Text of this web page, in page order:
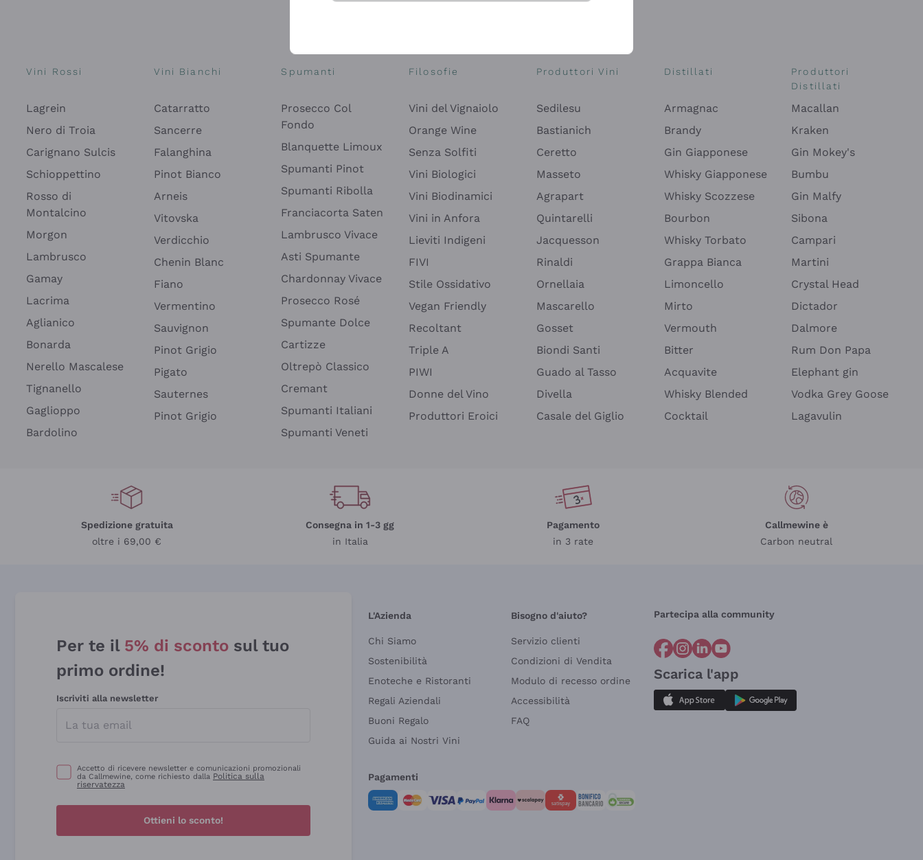
Vini Rossi
Lagrein
Nero di Troia
Carignano Sulcis
Schioppettino
Rosso di
Montalcino
Morgon
Lambrusco
Gamay
Lacrima
Aglianico
Bonarda
Nerello Mascalese
Tignanello
Gaglioppo
Bardolino
Vini Bianchi
Catarratto
Sancerre
Falanghina
Pinot Bianco
Arneis
Vitovska
Verdicchio
Chenin Blanc
Fiano
Vermentino
Sauvignon
Pinot Grigio
Pigato
Sauternes
Pinot Grigio
Spumanti
Prosecco Col
Fondo
Blanquette Limoux
Spumanti Pinot
Spumanti Ribolla
Franciacorta Saten
Lambrusco Vivace
Asti Spumante
Chardonnay Vivace
Prosecco Rosé
Spumante Dolce
Cartizze
Oltrepò Classico
Cremant
Spumanti Italiani
Spumanti Veneti
Filosofie
Vini del Vignaiolo
Orange Wine
Senza Solfiti
Vini Biologici
Vini Biodinamici
Vini in Anfora
Lieviti Indigeni
FIVI
Stile Ossidativo
Vegan Friendly
Recoltant
Triple A
PIWI
Donne del Vino
Produttori Eroici
Produttori Vini
Sedilesu
Bastianich
Ceretto
Masseto
Agrapart
Quintarelli
Jacquesson
Rinaldi
Ornellaia
Mascarello
Gosset
Biondi Santi
Guado al Tasso
Divella
Casale del Giglio
Distillati
Armagnac
Brandy
Gin Giapponese
Whisky Giapponese
Whisky Scozzese
Bourbon
Whisky Torbato
Grappa Bianca
Limoncello
Mirto
Vermouth
Bitter
Acquavite
Whisky Blended
Cocktail
Produttori
Distillati
Macallan
Kraken
Gin Mokey's
Bumbu
Gin Malfy
Sibona
Campari
Martini
Crystal Head
Dictador
Dalmore
Rum Don Papa
Elephant gin
Vodka Grey Goose
Lagavulin
Spedizione gratuita
oltre i 69,00 €
Consegna in 1-3 gg
in Italia
Pagamento
in 3 rate
Callmewine è
Carbon neutral
Per te il 5% di sconto sul tuo
primo ordine!
Iscriviti alla newsletter
Accetto di ricevere newsletter e comunicazioni promozionali
da Callmewine, come richiesto dalla Politica sulla
riservatezza
Ottieni lo sconto!
L'Azienda
Chi Siamo
Sostenibilità
Enoteche e Ristoranti
Regali Aziendali
Buoni Regalo
Guida ai Nostri Vini
Bisogno d'aiuto?
Servizio clienti
Condizioni di Vendita
Modulo di recesso ordine
Accessibilità
FAQ
Partecipa alla community
Scarica l'app
Pagamenti